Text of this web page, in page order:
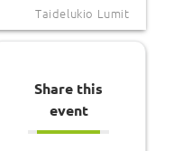
Taidelukio Lumit
Share this
event